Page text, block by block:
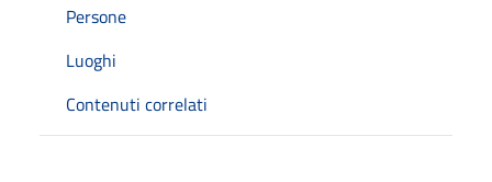
Persone
Luoghi
Contenuti correlati